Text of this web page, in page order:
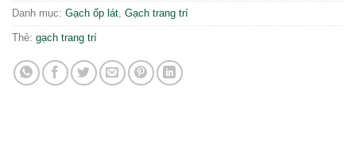
Danh mục: Gạch ốp lát Gạch trang trí
Thẻ: gạch trang trí